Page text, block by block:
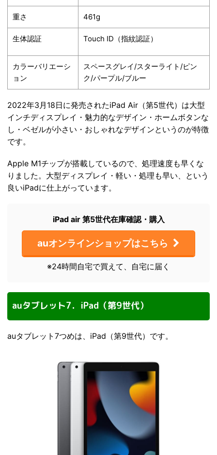
重さ 461g
生体認証 Touch ID（指紋認証）
カラーバリエーシ
ョン
スペースグレイ/スターライト/ピン
ク/パープル/ブルー
2022年3月18日に発売されたiPad Air（第5世代）は大型
インチディスプレイ・魅力的なデザイン・ホームボタンな
し・ベゼルが小さい・おしゃれなデザインというのが特徴
です。
Apple M1チップが搭載しているので、処理速度も早くな
りました。大型ディスプレイ・軽い・処理も早い、という
良いiPadに仕上がっています。
iPad air 第5世代在庫確認・購入
auオンラインショップはこちら
※24時間自宅で買えて、自宅に届く
auタブレット7．iPad（第9世代）
auタブレット7つめは、iPad（第9世代）です。